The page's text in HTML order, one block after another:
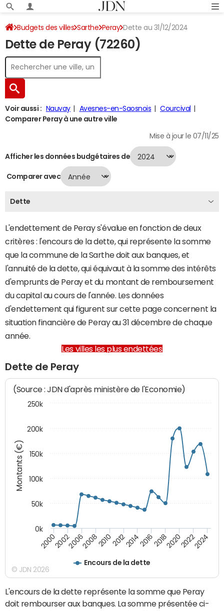
Budgets des villes Sarthe Peray Dette au 31/12/2024
Dette de Peray (72260)
Voir aussi : Nauvay Avesnes-en-Saosnois
Courcival
Comparer Peray à une autre ville
Mise à jour le 07/11/25
Afficher les données budgétaires de
Comparer avec
Dette
L'endettement de Peray s'évalue en fonction de deux
critères : l'encours de la dette, qui représente la somme
que la commune de la Sarthe doit aux banques, et
l'annuité de la dette, qui équivaut à la somme des intérêts
d'emprunts de Peray et du montant de remboursement
du capital au cours de l'année. Les données
d'endettement qui figurent sur cette page concernent la
situation financière de Peray au 31 décembre de chaque
année.
Les villes les plus endettées
Dette de Peray
Montants (€)
(Source : JDN d'après ministère de l'Economie)
Encours de la dette
200020022006200820102012201420162018202020222024
0k
50k
100k
150k
200k
250k
© JDN 2026
L'encours de la dette représente la somme que Peray
doit rembourser aux banques. La somme présentée ci-